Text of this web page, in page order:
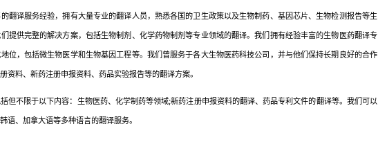
译服务经验，拥有大量专业的翻译人员，熟悉各国的卫生政策以及生物制药、基因芯片、生物检测报告等生
提供完整的解决方案，包括生物制剂、化学药物制剂等专业领域的翻译。我们拥有经验丰富的生物医药翻译专
位，包括微生物医学和生物基因工程等。我们曾服务于各大生物医药科技公司，并与他们保持长期良好的合作
资料、新药注册申报资料、药品实验报告等的翻译方案。
不限于以下内容：生物医药、化学制药等领域;新药注册申报资料的翻译、药品专利文件的翻译等。我们可以
语、加拿大语等多种语言的翻译服务。